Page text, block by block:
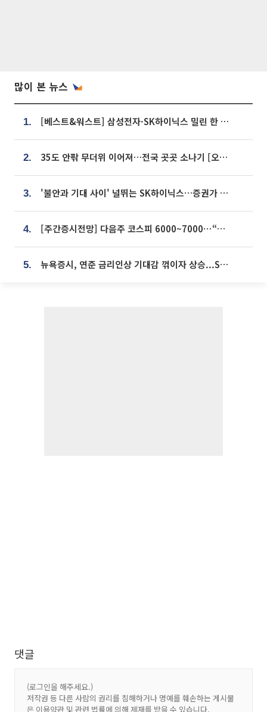
많이 본 뉴스
1. [베스트&워스트] 삼성전자·SK하이닉스 밀린 한 주…상상인증권은 85% 급등
2. 35도 안팎 무더위 이어져…전국 곳곳 소나기 [오늘 날씨]
3. '불안과 기대 사이' 널뛰는 SK하이닉스…증권가 "HBM4·LTA 기반 펀터멘털 견고"
4. [주간증시전망] 다음주 코스피 6000~7000⋯“外人 수급은 정책이 변수”
5. 뉴욕증시, 연준 금리인상 기대감 꺾이자 상승...S&P500 사상 최고치 [종합]
댓글